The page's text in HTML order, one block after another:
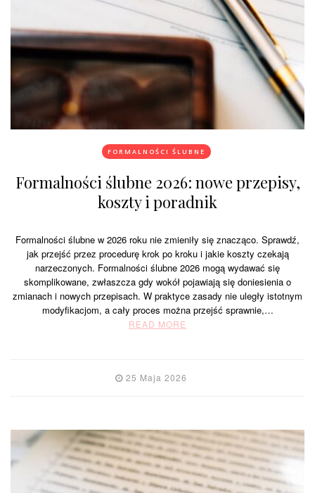
FORMALNOŚCI ŚLUBNE
Formalności ślubne 2026: nowe przepisy,
koszty i poradnik
Formalności ślubne w 2026 roku nie zmieniły się znacząco. Sprawdź,
jak przejść przez procedurę krok po kroku i jakie koszty czekają
narzeczonych. Formalności ślubne 2026 mogą wydawać się
skomplikowane, zwłaszcza gdy wokół pojawiają się doniesienia o
zmianach i nowych przepisach. W praktyce zasady nie uległy istotnym
modyfikacjom, a cały proces można przejść sprawnie,…
READ MORE
25 Maja 2026